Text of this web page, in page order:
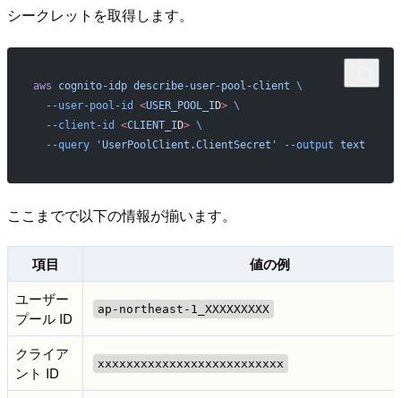
シークレットを取得します。
aws cognito-idp describe-user-pool-client \
  --user-pool-id
<USER_POOL_I D> \
  --client-id
<CLIENT_I D> \
  --query
'UserPoolClient.ClientSecret' --output text
ここまでで以下の情報が揃います。
項目 値の例
ユーザー
プール ID
ap-northeast-1_XXXXXXXXX
クライア
ント ID
xxxxxxxxxxxxxxxxxxxxxxxxxx